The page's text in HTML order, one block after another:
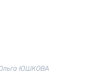
Ольга ЮШКОВА